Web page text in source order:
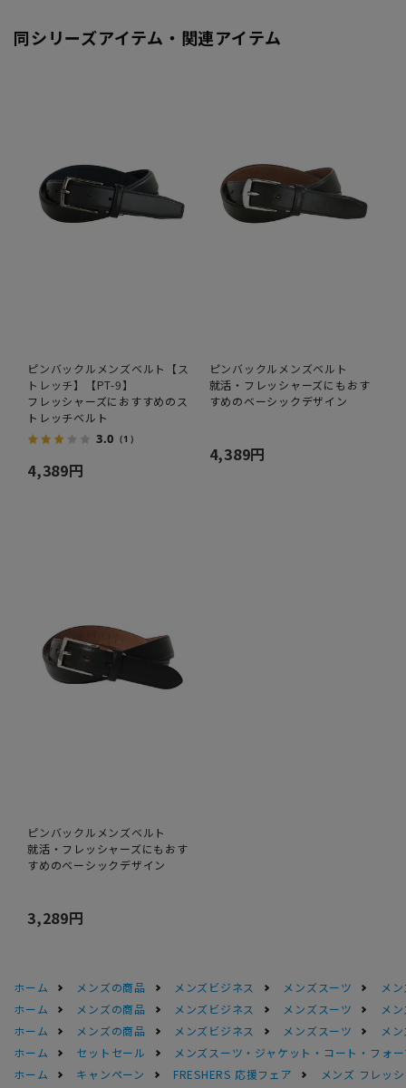
同シリーズアイテム・関連アイテム
ピンバックルメンズベルト【ス
トレッチ】【PT-9】
フレッシャーズにおすすめのス
トレッチベルト
3.0 （1）
4,389円
ピンバックルメンズベルト
就活・フレッシャーズにもおす
すめのベーシックデザイン
4,389円
ピンバックルメンズベルト
就活・フレッシャーズにもおす
すめのベーシックデザイン
3,289円
ホーム メンズの商品 メンズビジネス メンズスーツ
メ
ホーム
メンズの商品 メンズビジネス メンズスーツ
メ
ホーム
メンズの商品 メンズビジネス メンズスーツ
メ
ホーム
セットセール
メンズスーツ・ジャケット・コート・フォ
ホーム
キャンペーン FRESHERS 応援フェア メンズ フレッ